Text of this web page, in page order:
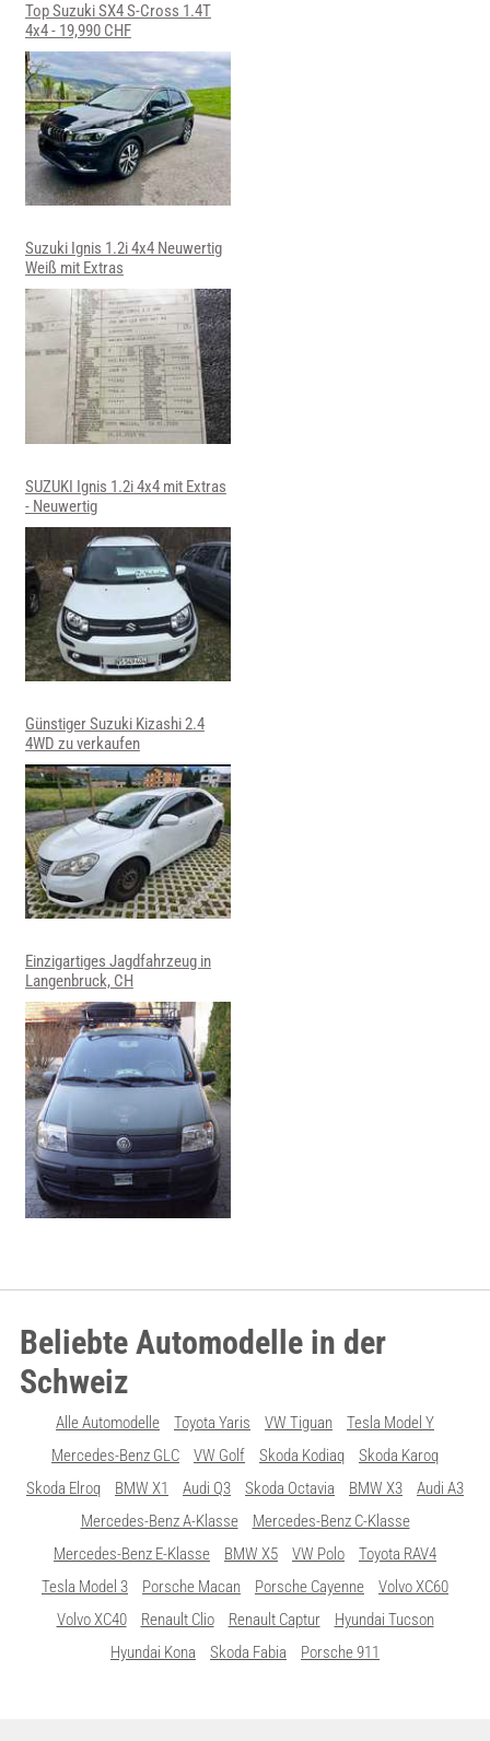
Top Suzuki SX4 S-Cross 1.4T
4x4 - 19,990 CHF
Suzuki Ignis 1.2i 4x4 Neuwertig
Weiß mit Extras
SUZUKI Ignis 1.2i 4x4 mit Extras
- Neuwertig
Günstiger Suzuki Kizashi 2.4
4WD zu verkaufen
Einzigartiges Jagdfahrzeug in
Langenbruck, CH
Beliebte Automodelle in der
Schweiz
Alle Automodelle Toyota Yaris VW Tiguan
Tesla Model Y
Mercedes-Benz GLC
VW Golf Skoda Kodiaq
Skoda Karoq
Skoda Elroq
BMW X1 Audi Q3 Skoda Octavia BMW X3
Audi A3
Mercedes-Benz A-Klasse
Mercedes-Benz C-Klasse
Mercedes-Benz E-Klasse
BMW X5 VW Polo
Toyota RAV4
Tesla Model 3
Porsche Macan Porsche Cayenne
Volvo XC60
Volvo XC40
Renault Clio Renault Captur
Hyundai Tucson
Hyundai Kona
Skoda Fabia Porsche 911